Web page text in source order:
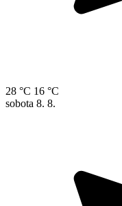
28 °C 16 °C
sobota 8. 8.